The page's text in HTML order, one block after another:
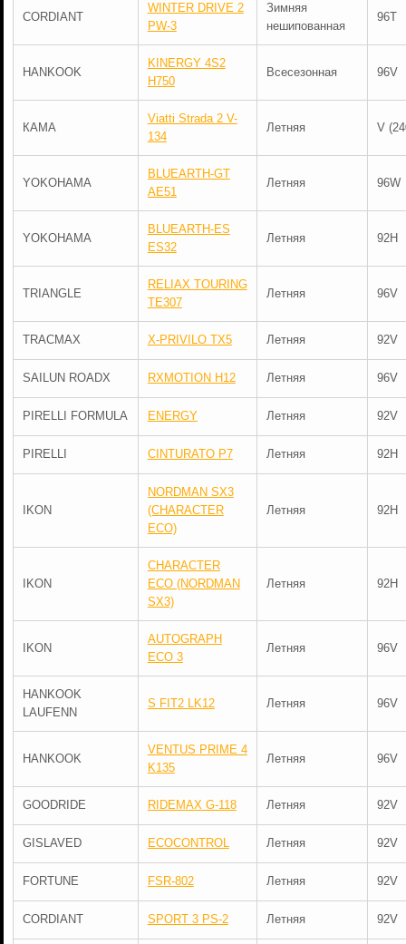
CORDIANT
WINTER DRIVE 2
PW-3
Зимняя
нешипованная
96T
HANKOOK
KINERGY 4S2
H750
Всесезонная 96V
КАМА
Viatti Strada 2 V-
134
Летняя V
YOKOHAMA
BLUEARTH-GT
AE51
Летняя 96W
YOKOHAMA
BLUEARTH-ES
ES32
Летняя 92H
TRIANGLE
RELIAX TOURING
TE307
Летняя 96V
TRACMAX X-PRIVILO TX5 Летняя 92V
SAILUN ROADX RXMOTION H12 Летняя 96V
PIRELLI FORMULA ENERGY Летняя 92V
PIRELLI CINTURATO P7 Летняя 92H
IKON
NORDMAN SX3
(CHARACTER
ECO)
Летняя 92H
IKON
CHARACTER
ECO (NORDMAN
SX3)
Летняя 92H
IKON
AUTOGRAPH
ECO 3
Летняя 96V
HANKOOK
LAUFENN
S FIT2 LK12 Летняя 96V
HANKOOK
VENTUS PRIME 4
K135
Летняя 96V
GOODRIDE RIDEMAX G-118 Летняя 92V
GISLAVED ECOCONTROL Летняя 92V
FORTUNE FSR-802 Летняя 92V
CORDIANT SPORT 3 PS-2 Летняя 92V